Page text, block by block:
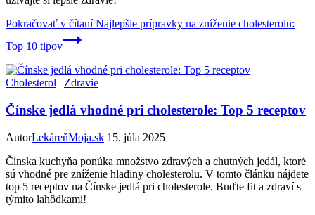
Pokračovať v čítaníNajlepšie prípravky na zníženie cholesterolu:
Top 10 tipov
Cholesterol | Zdravie
Čínske jedlá vhodné pri cholesterole: Top 5 receptov
AutorLekáreňMoja.sk 15. júla 2025
Čínska kuchyňa ponúka množstvo zdravých a chutných jedál, ktoré
sú vhodné pre zníženie hladiny cholesterolu. V tomto článku nájdete
top 5 receptov na Čínske jedlá pri cholesterole. Buďte fit a zdraví s
týmito lahôdkami!